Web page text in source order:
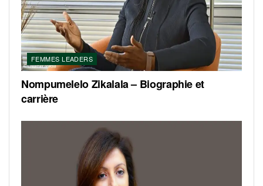
FEMMES LEADERS
Nompumelelo Zikalala – Biographie et
carrière